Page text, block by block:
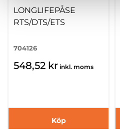
LONGLIFEPÅSE
RTS/DTS/ETS
704126
548,52 kr inkl. moms
Köp